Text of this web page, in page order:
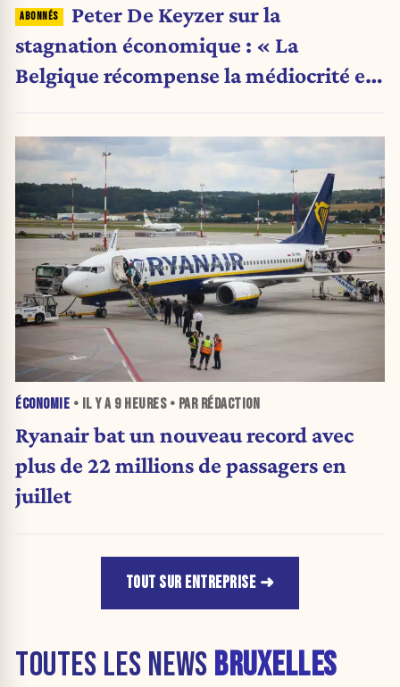
Peter De Keyzer sur la
stagnation économique : « La
Belgique récompense la médiocrité et
ÉCONOMIE • IL Y A 9 HEURES• PAR RÉDACTION
Ryanair bat un nouveau record avec
plus de 22 millions de passagers en
juillet
TOUT SUR ENTREPRISE
TOUTES LES NEWS BRUXELLES